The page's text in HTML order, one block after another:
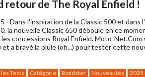
retour de The Royal Enfield !
- Dans l'inspiration de la Classic 500 et dans
la nouvelle Classic 650 déboule en ce
les concessions Royal Enfield. Moto-Net.Com
et a bravé la pluie (oh...) pour tester cette
Tests Catégorie Roadster Nouveautés 2025